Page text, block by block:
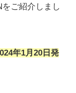
ご紹介しまし
年1月20日発